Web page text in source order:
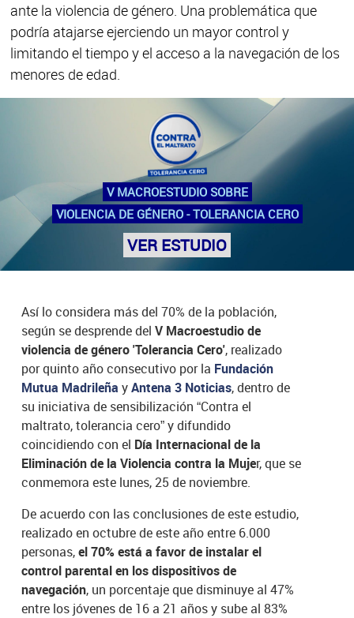
ante la violencia de género. Una problemática que
podría atajarse ejerciendo un mayor control y
limitando el tiempo y el acceso a la navegación de los
menores de edad.
V MACROESTUDIO SOBRE
VIOLENCIA DE GÉNERO - TOLERANCIA CERO
VER ESTUDIO
Así lo considera más del 70% de la población,
según se desprende delV Macroestudio de
violencia de género 'Tolerancia Cero', realizado
por quinto año consecutivo por la Fundación
Mutua MadrileñayAntena 3 Noticias, dentro de
su iniciativa de sensibilización “Contra el
maltrato, tolerancia cero” y difundido
coincidiendo con el Día Internacional de la
Eliminación de la Violencia contra la Mujer, que se
conmemora este lunes, 25 de noviembre.
De acuerdo con las conclusiones de este estudio,
realizado en octubre de este año entre 6.000
personas,el 70% está a favor de instalar el
control parental en los dispositivos de
navegación, un porcentaje que disminuye al 47%
entre los jóvenes de 16 a 21 años y sube al 83%